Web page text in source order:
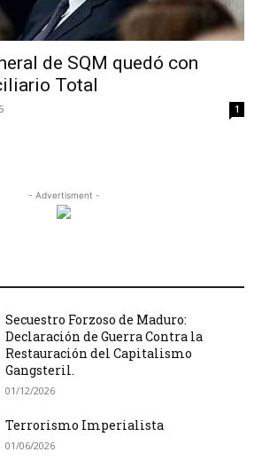
de SQM quedó con
Total
1
- Advertisment -
Secuestro Forzoso de Maduro:
Declaración de Guerra Contra la
Restauración del Capitalismo
Gangsteril.
01/12/2026
Terrorismo Imperialista
01/06/2026